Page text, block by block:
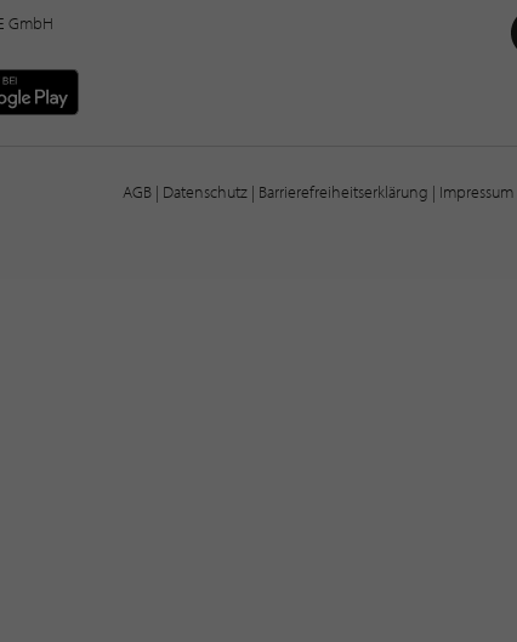
GmbH
AGB | Datenschutz | Barrierefreiheitserklärung | Impressum